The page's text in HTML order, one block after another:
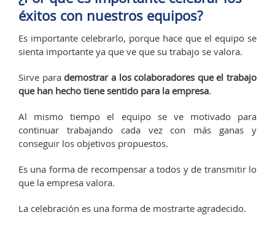
éxitos con nuestros equipos?
Es importante celebrarlo, porque hace que el equipo se
sienta importante ya que ve que su trabajo se valora.
Sirve parademostrar a los colaboradores que el trabajo
que han hecho tiene sentido para la empresa.
Al mismo tiempo el equipo se ve motivado para
continuar trabajando cada vez con más ganas y
conseguir los objetivos propuestos.
Es una forma de recompensar a todos y de transmitir lo
que la empresa valora.
La celebración es una forma de mostrarte agradecido.